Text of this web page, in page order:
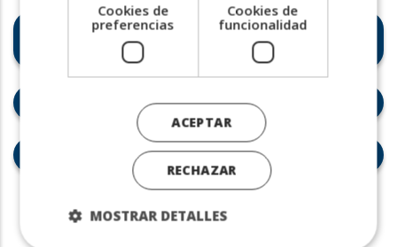
Expertos en movilidad y e-
Residency
Velocidad y pragmatismo
Ofertas "irrechazables"
Cookies de
preferencias
Cookies de
funcionalidad
ACEPTAR
RECHAZAR
MOSTRAR DETALLES